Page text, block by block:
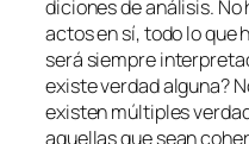
di­cio­nes de aná­li­sis. No
ac­tos en sí, to­do lo que
se­rá siem­pre
exis­te ver­dad al­gu­na?
exis­ten múl­ti­ples
aque­llas que sean